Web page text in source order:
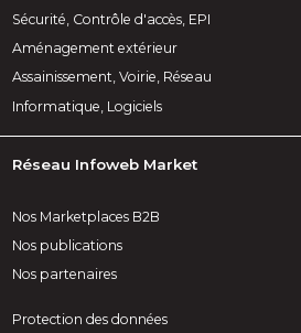
Sécurité, Contrôle d'accès, EPI
Aménagement extérieur
Assainissement, Voirie, Réseau
Informatique, Logiciels
Réseau Infoweb Market
Nos Marketplaces B2B
Nos publications
Nos partenaires
Protection des données